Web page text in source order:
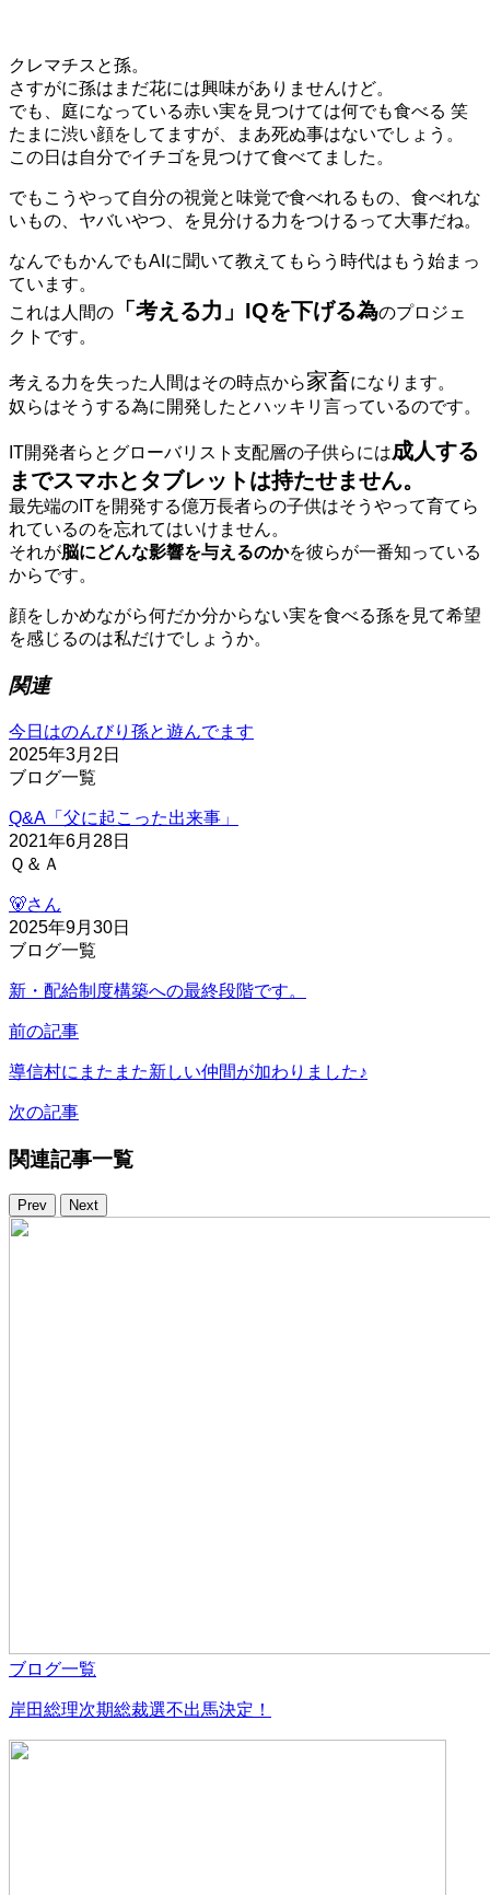
クレマチスと孫。
さすがに孫はまだ花には興味がありませんけど。
でも、庭になっている赤い実を見つけては何でも食べる 笑
たまに渋い顔をしてますが、まあ死ぬ事はないでしょう。
この日は自分でイチゴを見つけて食べてました。
でもこうやって自分の視覚と味覚で食べれるもの、食べれな
いもの、ヤバいやつ、を見分ける力をつけるって大事だね。
なんでもかんでもAIに聞いて教えてもらう時代はもう始まっ
ています。
これは人間の
「考える力」IQを下げる為のプロジェ
クトです。
考える力を失った人間はその時点から家畜になります。
奴らはそうする為に開発したとハッキリ言っているのです。
IT開発者らとグローバリスト支配層の子供らには成人する
までスマホとタブレットは持たせません。
最先端のITを開発する億万長者らの子供はそうやって育てら
れているのを忘れてはいけません。
それが脳にどんな影響を与えるのかを彼らが一番知っている
からです。
顔をしかめながら何だか分からない実を食べる孫を見て希望
を感じるのは私だけでしょうか。
関連
今日はのんびり孫と遊んでます
2025年3月2日
ブログ一覧
Q&A「父に起こった出来事」
2021年6月28日
Ｑ＆Ａ
🐻さん
2025年9月30日
ブログ一覧
新・配給制度構築への最終段階です。
前の記事
導信村にまたまた新しい仲間が加わりました♪
次の記事
関連記事一覧
Prev Next
ブログ一覧
岸田総理次期総裁選不出馬決定！